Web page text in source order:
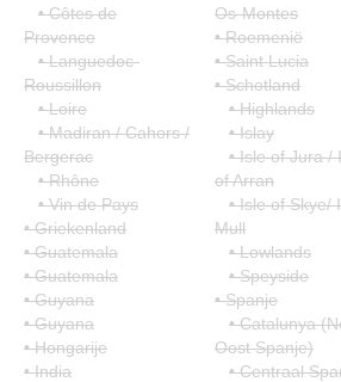
• Côtes de
Provence
• Languedoc-
Roussillon
• Loire
• Madiran / Cahors /
Bergerac
• Rhône
• Vin de Pays
• Griekenland
• Guatemala
• Guatemala
• Guyana
• Guyana
• Hongarije
• India
Os-Montes
• Roemenië
• Saint Lucia
• Schotland
• Highlands
• Islay
• Isle of Jura /
of Arran
• Isle of Skye/
Mull
• Lowlands
• Speyside
• Spanje
• Catalunya
Oost Spanje)
• Centraal